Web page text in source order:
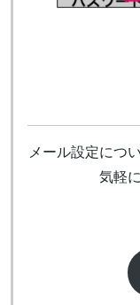
メール設定につ
気軽